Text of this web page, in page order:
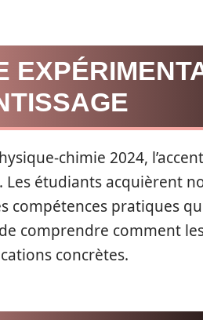
chimie 2024,
étudiants acquièrent
compétences pratiques
comprendre comment
concrètes.